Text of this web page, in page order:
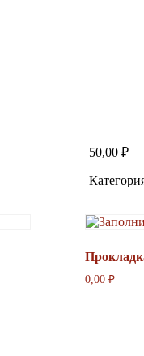
50,00 ₽
0,00 ₽